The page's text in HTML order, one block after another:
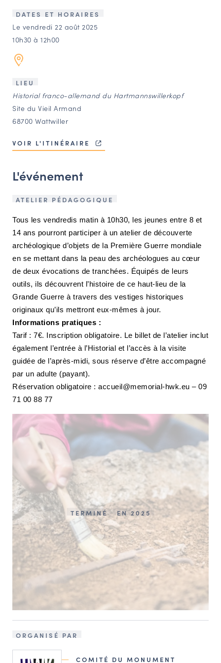
CONTACT
Agenda
Annuaire
Ressources
BOURSE D’ÉCHANGE
CARTES DES NAUDIN
Espace acteurs
NAVIGATION FILTRÉE « ACTEURS »
PORTAIL CULTURE
Comité d'Histoire Régionale
Service Inventaire et Patrimoines de la Région Grand Est
VOUS ÊTES…
Amateurs d’histoire et de patrimoine
Responsables de structures
Étudiants & chercheurs
DATES ET HORAIRES
Le vendredi 22 août 2025
10h30 à 12h00
LIEU
Historial franco-allemand du Hartmannswillerkopf
Site du Vieil Armand
68700 Wattwiller
VOIR L'ITINÉRAIRE
L'événement
ATELIER PÉDAGOGIQUE
Tous les vendredis matin à 10h30, les jeunes entre 8 et
14 ans pourront participer à un atelier de découverte
archéologique d’objets de la Première Guerre mondiale
en se mettant dans la peau des archéologues au cœur
de deux évocations de tranchées. Équipés de leurs
outils, ils découvrent l’histoire de ce haut-lieu de la
Grande Guerre à travers des vestiges historiques
originaux qu’ils mettront eux-mêmes à jour.
Informations pratiques :
Tarif : 7€. Inscription obligatoire. Le billet de l’atelier inclut
également l’entrée à l’Historial et l’accès à la visite
guidée de l’après-midi, sous réserve d’être accompagné
par un adulte (payant).
Réservation obligatoire : accueil@memorial-hwk.eu – 09
71 00 88 77
TERMINÉ EN 2025
ORGANISÉ PAR
COMITÉ DU MONUMENT